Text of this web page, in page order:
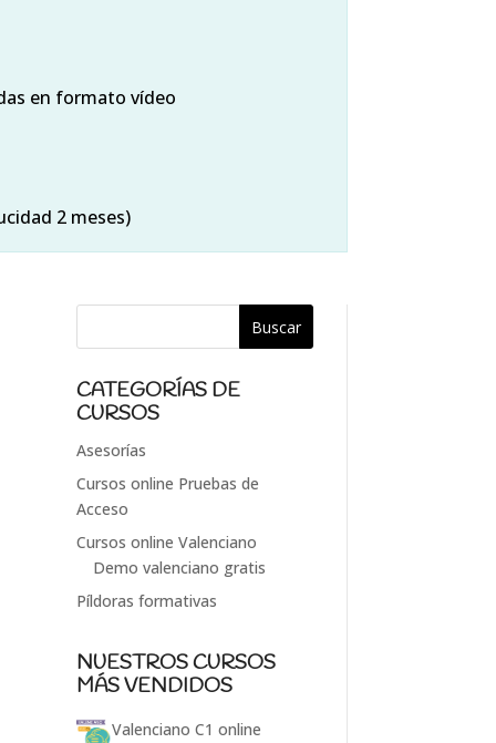
en formato vídeo
2 meses)
CATEGORÍAS DE
CURSOS
Asesorías
Cursos online Pruebas de
Acceso
Cursos online Valenciano
Demo valenciano gratis
Píldoras formativas
NUESTROS CURSOS
MÁS VENDIDOS
Valenciano C1 online